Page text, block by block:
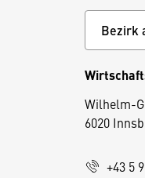
Wilhelm-
6020
+43 5